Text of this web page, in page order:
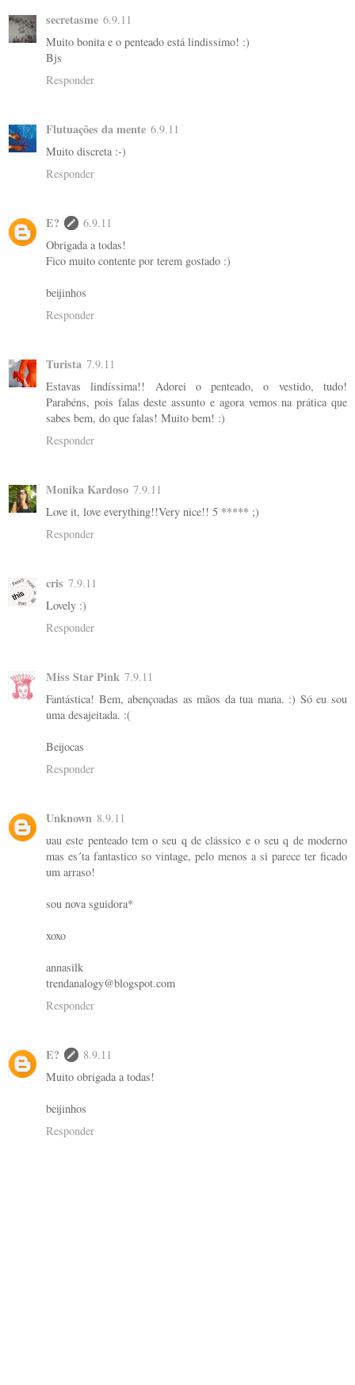
secretasme 6.9.11
Muito bonita e o penteado está lindissimo! :)
Bjs
Responder
Flutuações da mente 6.9.11
Muito discreta :-)
Responder
E?
6.9.11
Obrigada a todas!
Fico muito contente por terem gostado :)
beijinhos
Responder
Turista 7.9.11
Estavas lindíssima!! Adorei o penteado, o vestido, tudo!
Parabéns, pois falas deste assunto e agora vemos na prática que
sabes bem, do que falas! Muito bem! :)
Responder
Monika Kardoso 7.9.11
Love it, love everything!!Very nice!! 5 ***** ;)
Responder
cris 7.9.11
Lovely :)
Responder
Miss Star Pink 7.9.11
Fantástica! Bem, abençoadas as mãos da tua mana. :) Só eu sou
uma desajeitada. :(
Beijocas
Responder
Unknown 8.9.11
uau este penteado tem o seu q de clássico e o seu q de moderno
mas es´ta fantastico so vintage, pelo menos a si parece ter ficado
um arraso!
sou nova sguidora*
xoxo
annasilk
trendanalogy@blogspot.com
Responder
E?
8.9.11
Muito obrigada a todas!
beijinhos
Responder